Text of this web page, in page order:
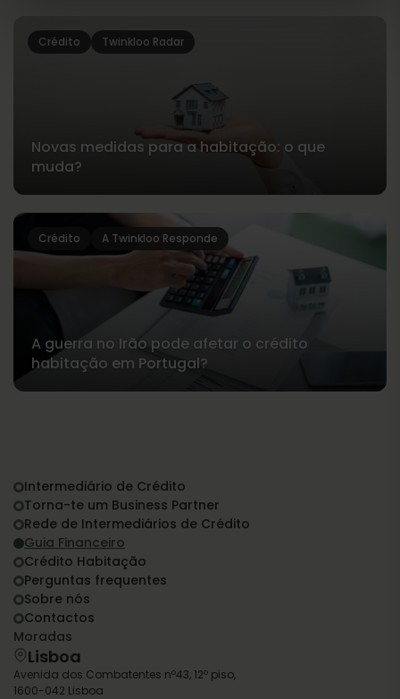
Crédito Twinkloo Radar
Novas medidas para a habitação: o que
muda?
Crédito A Twinkloo Responde
A guerra no Irão pode afetar o crédito
habitação em Portugal?
Intermediário de Crédito
Torna-te um Business Partner
Rede de Intermediários de Crédito
Guia Financeiro
Crédito Habitação
Perguntas frequentes
Sobre nós
Contactos
Moradas
Lisboa
Avenida dos Combatentes nº43, 12º piso,
1600-042 Lisboa